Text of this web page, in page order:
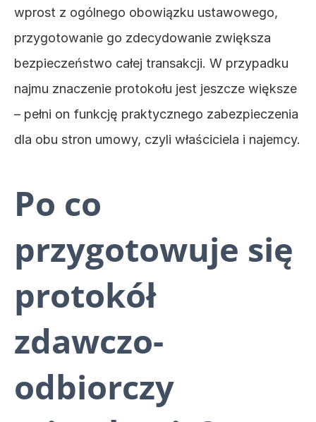
wprost z ogólnego obowiązku ustawowego,
przygotowanie go zdecydowanie zwiększa
bezpieczeństwo całej transakcji. W przypadku
najmu znaczenie protokołu jest jeszcze większe
– pełni on funkcję praktycznego zabezpieczenia
dla obu stron umowy, czyli właściciela i najemcy.
Po co
przygotowuje się
protokół
zdawczo-
odbiorczy